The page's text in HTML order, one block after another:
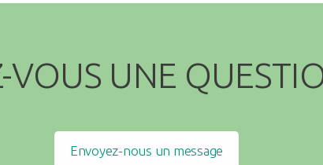
VOUS UNE
Envoyez-nous un message